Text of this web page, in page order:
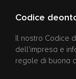
Codice
Il nostro Codice
dell'impresa e
regole di buona